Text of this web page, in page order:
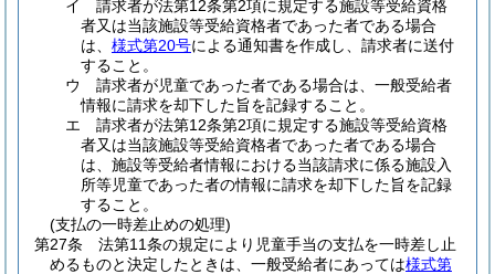
イ
請求者が法第12条第2項に規定する施設等受給資格
者又は当該施設等受給資格者であった者である場合
は、 様式第20号による通知書を作成し、請求者に送付
すること。
ウ
請求者が児童であった者である場合は、一般受給者
情報に請求を却下した旨を記録すること。
エ
請求者が法第12条第2項に規定する施設等受給資格
者又は当該施設等受給資格者であった者である場合
は、施設等受給者情報における当該請求に係る施設入
所等児童であった者の情報に請求を却下した旨を記録
すること。
(支払の一時差止めの処理)
第27条
法第11条の規定により児童手当の支払を一時差し止
めるものと決定したときは、一般受給者にあっては様式第